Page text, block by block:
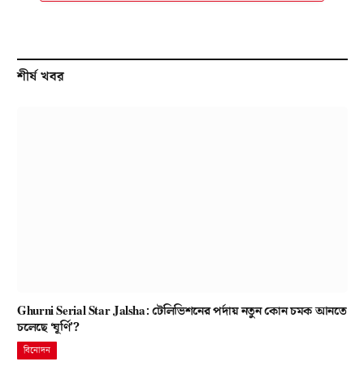
শীর্ষ খবর
Ghurni Serial Star Jalsha: টেলিভিশনের পর্দায় নতুন কোন চমক আনতে
চলেছে ‘ঘূর্ণি’?
বিনোদন